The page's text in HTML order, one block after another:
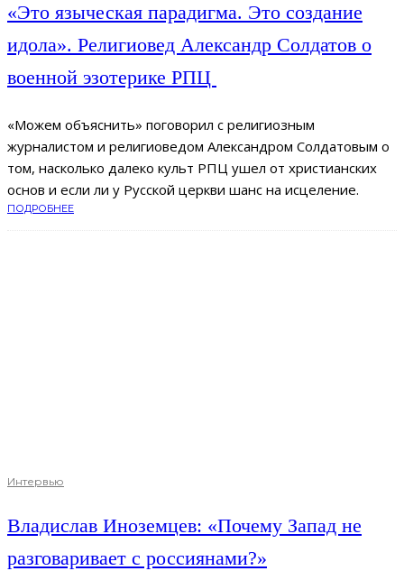
«Это языческая парадигма. Это создание
идола». Религиовед Александр Солдатов о
военной эзотерике РПЦ
«Можем объяснить» поговорил с религиозным
журналистом и религиоведом Александром Солдатовым о
том, насколько далеко культ РПЦ ушел от христианских
основ и если ли у Русской церкви шанс на исцеление.
ПОДРОБНЕЕ
Интервью
Владислав Иноземцев: «Почему Запад не
разговаривает с россиянами?»